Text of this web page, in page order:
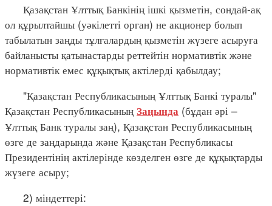
Қазақстан Ұлттық Банкінің ішкі қызметін, сондай-ақ
ол құрылтайшы (уәкілетті орган) не акционер болып
табылатын заңды тұлғалардың қызметін жүзеге асыруға
байланысты қатынастарды реттейтін нормативтік және
нормативтік емес құқықтық актілерді қабылдау;
"Қазақстан Республикасының Ұлттық Банкі туралы"
Қазақстан Республикасының Заңында (бұдан әрі –
Ұлттық Банк туралы заң), Қазақстан Республикасының
өзге де заңдарында және Қазақстан Республикасы
Президентінің актілерінде көзделген өзге де құқықтарды
жүзеге асыру;
2) міндеттері: